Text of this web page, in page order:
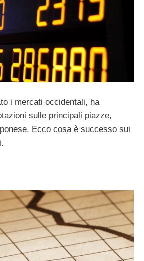
i mercati occidentali, ha
sulle principali piazze,
Ecco cosa è successo sui